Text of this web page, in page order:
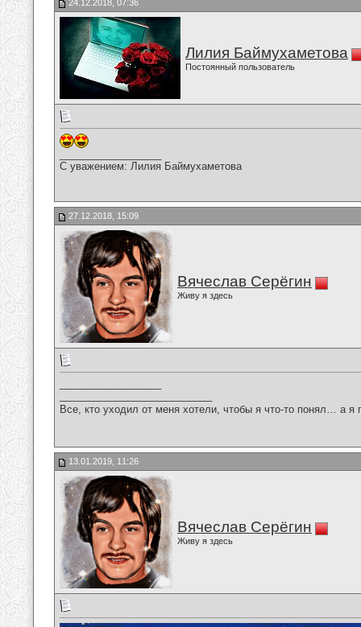
24.12.2018, 07:36
Лилия Баймухаметова
Постоянный пользователь
С уважением: Лилия Баймухаметова
27.12.2018, 15:09
Вячеслав Серёгин
Живу я здесь
Все, кто уходил от меня хотели, чтобы я что-то понял… а
13.01.2019, 11:26
Вячеслав Серёгин
Живу я здесь